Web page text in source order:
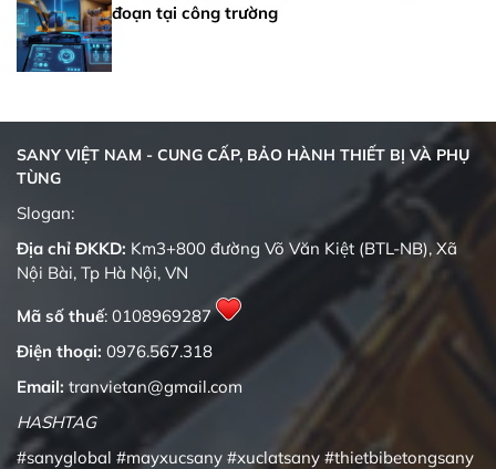
đoạn tại công trường
SANY VIỆT NAM - CUNG CẤP, BẢO HÀNH THIẾT BỊ VÀ PHỤ
TÙNG
Slogan:
Địa chỉ ĐKKD: Km3+800 đường Võ Văn Kiệt (BTL-NB), Xã
Nội Bài, Tp Hà Nội, VN
Mã số thuế: 0108969287
Điện thoại: 0976.567.318
Email: tranvietan@gmail.com
HASHTAG
#sanyglobal #mayxucsany #xuclatsany #thietbibetongsany